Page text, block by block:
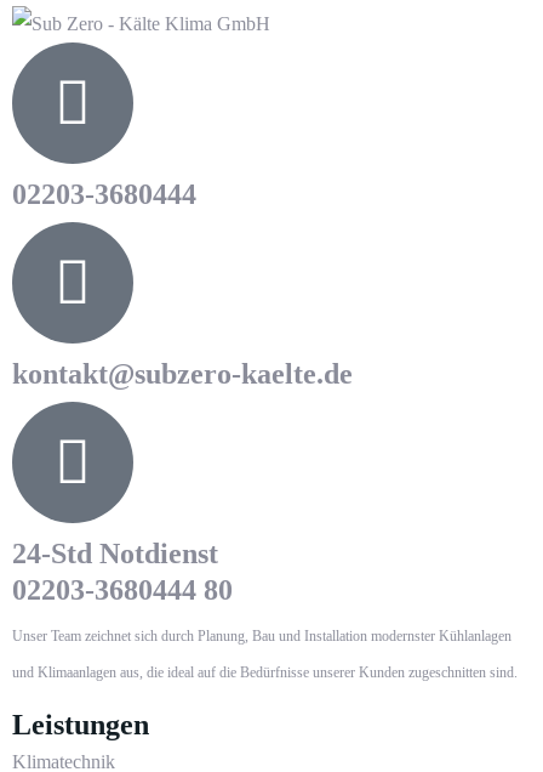
02203-3680444
kontakt@subzero-kaelte.de
24-Std Notdienst
02203-3680444 80
Unser Team zeichnet sich durch Planung, Bau und Installation modernster Kühlanlagen
und Klimaanlagen aus, die ideal auf die Bedürfnisse unserer Kunden zugeschnitten sind.
Leistungen
Klimatechnik